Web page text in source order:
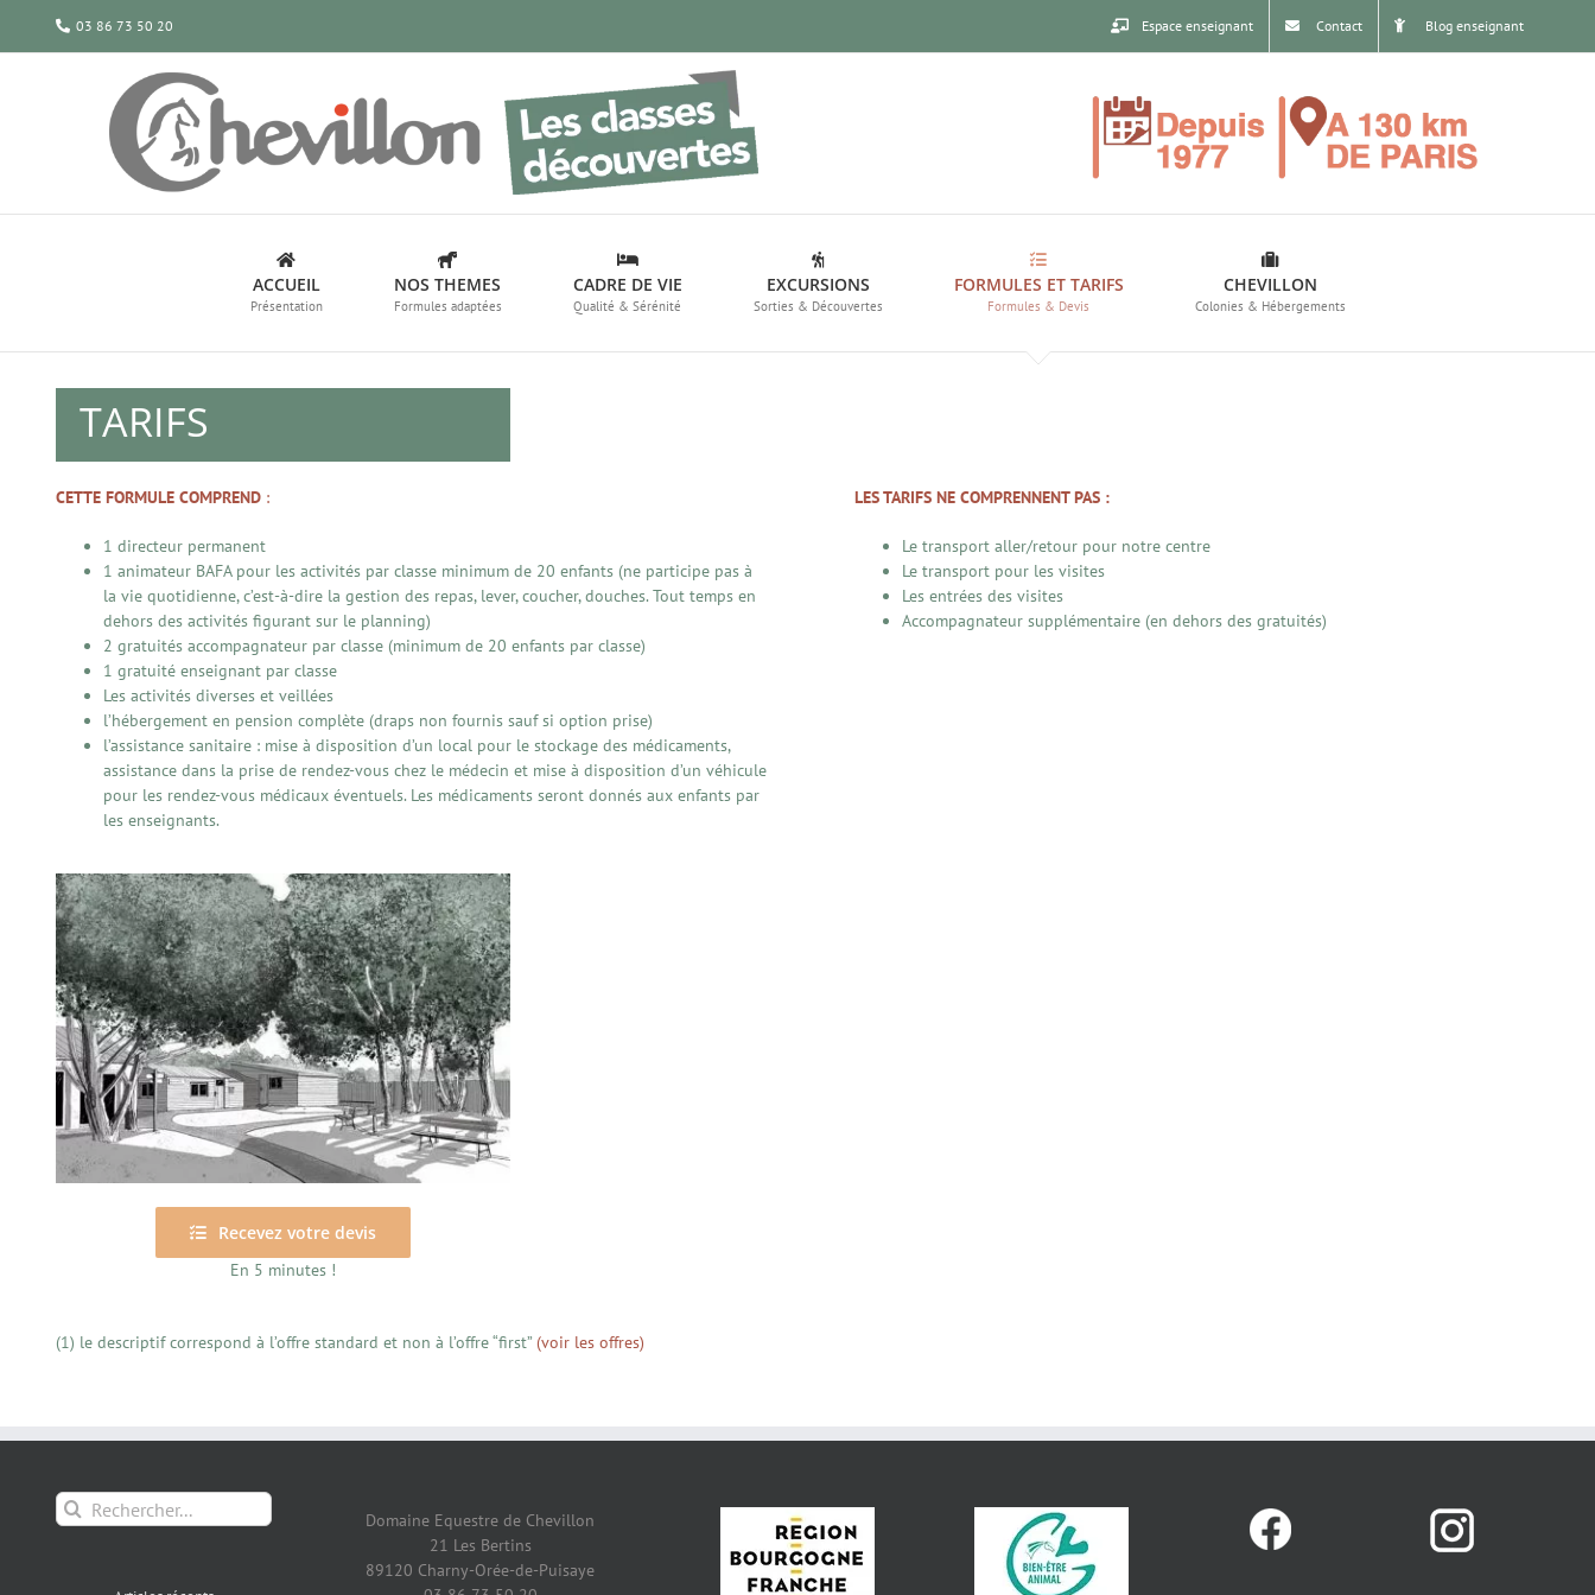
contenu
03 86 73 50 20 Espace enseignant Contact Blog enseignant
ACCUEIL
Présentation
NOS THEMES
Formules adaptées
CADRE DE VIE
Qualité & Sérénité
EXCURSIONS
Sorties & Découvertes
FORMULES ET TARIFS
Formules & Devis
CHEVILLON
Colonies & Hébergements
TARIFS
CETTE FORMULE COMPREND:
1 directeur permanent
1 animateur BAFA pour les activités par classe minimum de 20 enfants (ne participe pas à
la vie quotidienne, c’est-à-dire la gestion des repas, lever, coucher, douches. Tout temps en
dehors des activités figurant sur le planning)
2 gratuités accompagnateur par classe (minimum de 20 enfants par classe)
1 gratuité enseignant par classe
Les activités diverses et veillées
l’hébergement en pension complète (draps non fournis sauf si option prise)
l’assistance sanitaire : mise à disposition d’un local pour le stockage des médicaments,
assistance dans la prise de rendez-vous chez le médecin et mise à disposition d’un véhicule
pour les rendez-vous médicaux éventuels. Les médicaments seront donnés aux enfants par
les enseignants.
LES TARIFS NE COMPRENNENT PAS :
Le transport aller/retour pour notre centre
Le transport pour les visites
Les entrées des visites
Accompagnateur supplémentaire (en dehors des gratuités)
Recevez votre devis
En 5 minutes !
(1) le descriptif correspond à l’offre standard et non à l’offre “first”(voir les offres)
Rechercher:
Domaine Equestre de Chevillon
21 Les Bertins
89120 Charny-Orée-de-Puisaye